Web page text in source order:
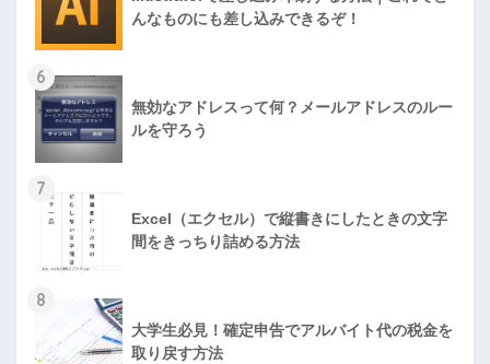
んなものにも差し込みできるぞ！
6
無効なアドレスって何？メールアドレスのルー
ルを守ろう
7
Excel（エクセル）で縦書きにしたときの文字
間をきっちり詰める方法
8
大学生必見！確定申告でアルバイト代の税金を
取り戻す方法